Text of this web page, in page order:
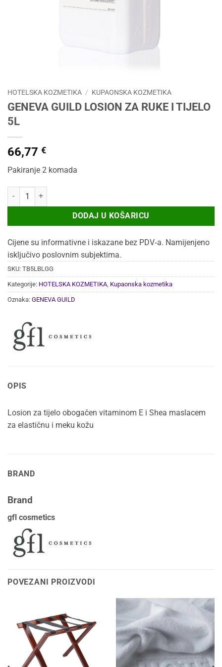
HOTELSKA KOZMETIKA / KUPAONSKA KOZMETIKA
GENEVA GUILD LOSION ZA RUKE I TIJELO
5L
66,77 €
Pakiranje 2 komada
GENEVA GUILD LOSION ZA RUKE I TIJELO 5L količina
DODAJ U KOŠARICU
Cijene su informativne i iskazane bez PDV‑a. Namijenjeno
isključivo poslovnim subjektima.
SKU: TB5LBLGG
Kategorije: HOTELSKA KOZMETIKA Kupaonska kozmetika
Oznaka: GENEVA GUILD
OPIS
Losion za tijelo obogačen vitaminom E i Shea maslacem
za elastičnu i meku kožu
BRAND
Brand
gfl cosmetics
POVEZANI PROIZVODI